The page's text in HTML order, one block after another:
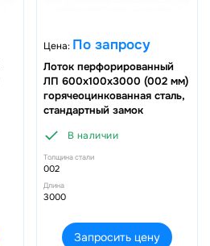
Цена: По запросу
Лоток перфорированный
ЛП 600х100х3000 (002 мм)
горячеоцинкованная сталь,
стандартный замок
В наличии
Толщина стали
002
Длина
3000
Запросить цену